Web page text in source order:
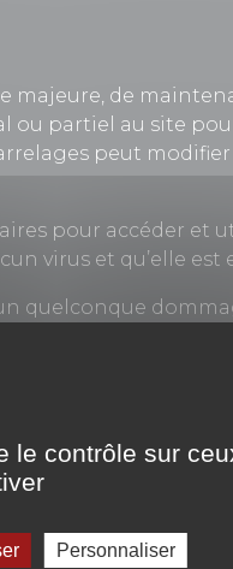
majeure, de
ou partiel au site
peut
pour accéder et
virus et qu’elle
quelconque
(partenaires,
pas la possibilité
le contrôle sur
Personnaliser